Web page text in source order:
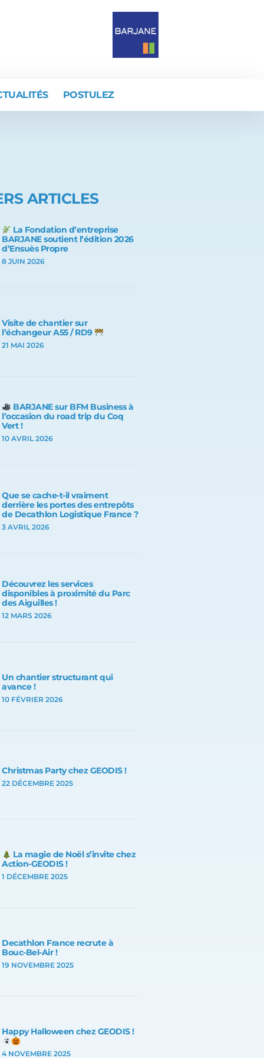
POSTULEZ
ARTICLES
La Fondation d’entreprise
BARJANE soutient l’édition 2026
d’Ensuès Propre
8 JUIN 2026
Visite de chantier sur
l’échangeur A55 / RD9
21 MAI 2026
BARJANE sur BFM Business à
l’occasion du road trip du Coq
Vert !
10 AVRIL 2026
Que se cache-t-il vraiment
derrière les portes des entrepôts
de Decathlon Logistique France ?
3 AVRIL 2026
Découvrez les services
disponibles à proximité du Parc
des Aiguilles !
12 MARS 2026
Un chantier structurant qui
avance !
10 FÉVRIER 2026
Christmas Party chez GEODIS !
22 DÉCEMBRE 2025
La magie de Noël s’invite chez
Action-GEODIS !
1 DÉCEMBRE 2025
Decathlon France recrute à
Bouc-Bel-Air !
19 NOVEMBRE 2025
Happy Halloween chez GEODIS !
4 NOVEMBRE 2025